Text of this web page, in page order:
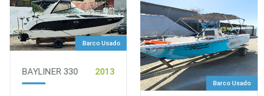
Barco Usado
BAYLINER 330 2013
Barco Usado